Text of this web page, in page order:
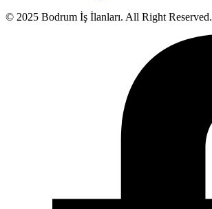
© 2025 Bodrum İş İlanları. All Right Reserved.